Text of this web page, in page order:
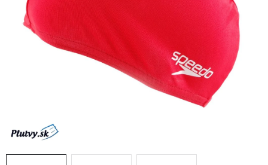
HRAČKY DO VODY
PODVODNÉ SKÚTRE